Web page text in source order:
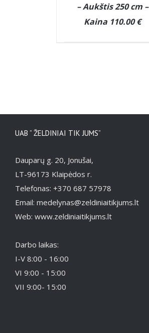
DETAILS
– Aukštis 250 cm –
Kaina 110.00 €
UAB ” ŽELDINIAI TIK JUMS”
Dauparų g. 20, Jonušai,
LT-96173 Klaipėdos r.
Telefonas: +370 687 57978
Email: medelynas@zeldiniaitikjums.lt
Web: www.zeldiniaitikjums.lt
Darbo laikas:
I-V 8:00 - 16:00
VI 9:00 - 15:00
VII 9:00- 15:00